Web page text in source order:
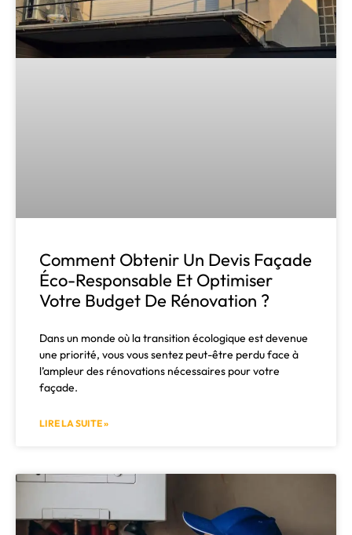
Comment Obtenir Un Devis Façade
Éco-Responsable Et Optimiser
Votre Budget De Rénovation ?
Dans un monde où la transition écologique est devenue
une priorité, vous vous sentez peut-être perdu face à
l’ampleur des rénovations nécessaires pour votre
façade.
LIRE LA SUITE »